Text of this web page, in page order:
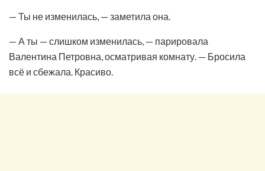
— Ты не изменилась, — заметила она.
— А ты — слишком изменилась, — парировала
Валентина Петровна, осматривая комнату. — Бросила
всё и сбежала. Красиво.